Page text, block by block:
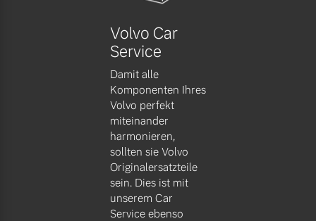
Volvo Car
Service
Damit alle
Komponenten Ihres
Volvo perfekt
miteinander
harmonieren,
sollten sie Volvo
Originalersatzteile
sein. Dies ist mit
unserem Car
Service ebenso